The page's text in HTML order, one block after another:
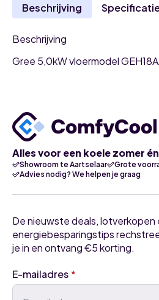
Beschrijving
Beschrijving
Gree 5,0kW vloermodel
Alles voor een koele zomer
Showroom te Aartselaar
Grote
Advies nodig? We helpen je graag
De nieuwste deals, lotverkopen
energiebesparingstips
je in en ontvang €5 korting.
E-mailadres*